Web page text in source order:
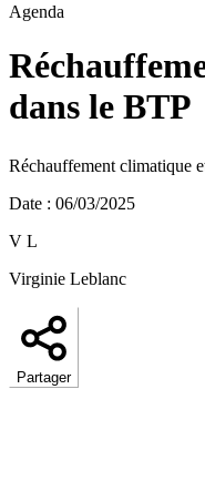
Agenda
dans le BTP
Réchauffement climatique
Date : 06/03/2025
V L
Virginie Leblanc
Partager